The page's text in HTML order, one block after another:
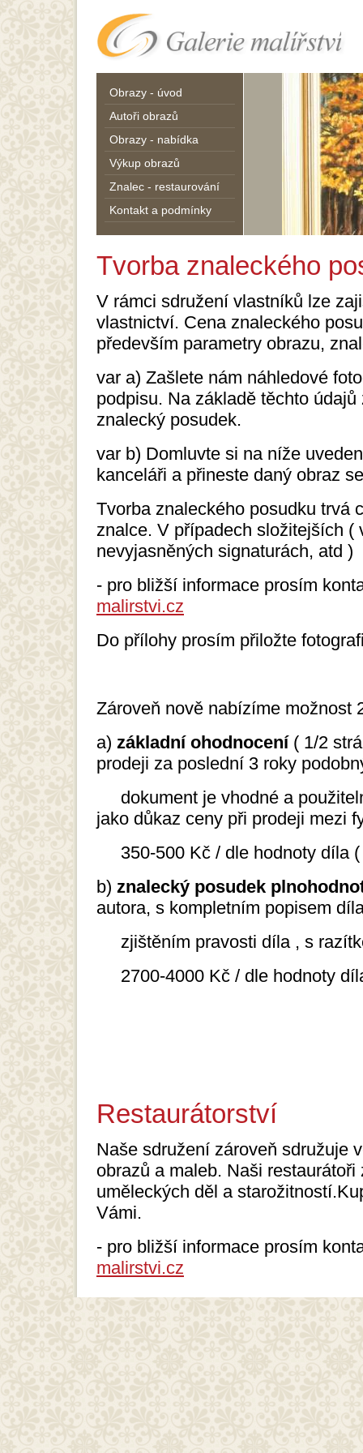
Obrazy - úvod
Autoři obrazů
Obrazy - nabídka
Výkup obrazů
Znalec - restaurování
Kontakt a podmínky
Tvorba znaleckého
V rámci sdružení vlastníků lze
vlastnictví. Cena znaleckého
především parametry obrazu,
var a) Zašlete nám náhledové
podpisu. Na základě těchto
znalecký posudek.
var b) Domluvte si na níže
kanceláři a přineste daný obraz
Tvorba znaleckého posudku trvá
znalce. V případech složitejších (
nevyjasněných signaturách, atd
- pro bližší informace prosím
malirstvi.cz
Do přílohy prosím přiložte
Zároveň nově nabízíme možnost
a) základní ohodnocení( 1/2
prodeji za poslední 3 roky
dokument je vhodné a
jako důkaz ceny při prodeji mezi
350-500 Kč / dle hodnoty díla (
b) znalecký posudek
autora, s kompletním popisem
zjištěním pravosti díla , s
2700-4000 Kč / dle hodnoty
Restaurátorství
Naše sdružení zároveň sdružuje
obrazů a maleb. Naši
uměleckých děl a
Vámi.
- pro bližší informace prosím
malirstvi.cz